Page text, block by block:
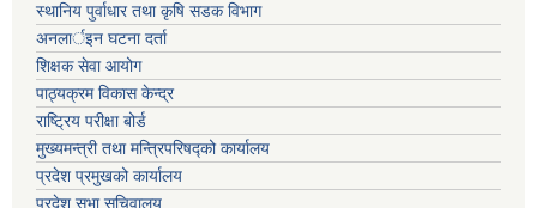
स्थानिय पुर्वाधार तथा कृषि सडक विभाग
अनलार्इन घटना दर्ता
शिक्षक सेवा आयोग
पाठ्यक्रम विकास केन्द्र
राष्ट्रिय परीक्षा बोर्ड
मुख्यमन्त्री तथा मन्त्रिपरिषद्को कार्यालय
प्रदेश प्रमुखको कार्यालय
प्रदेश सभा सचिवालय